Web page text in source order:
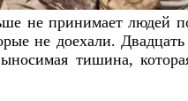
не принимает людей
не доехали.
тишина,